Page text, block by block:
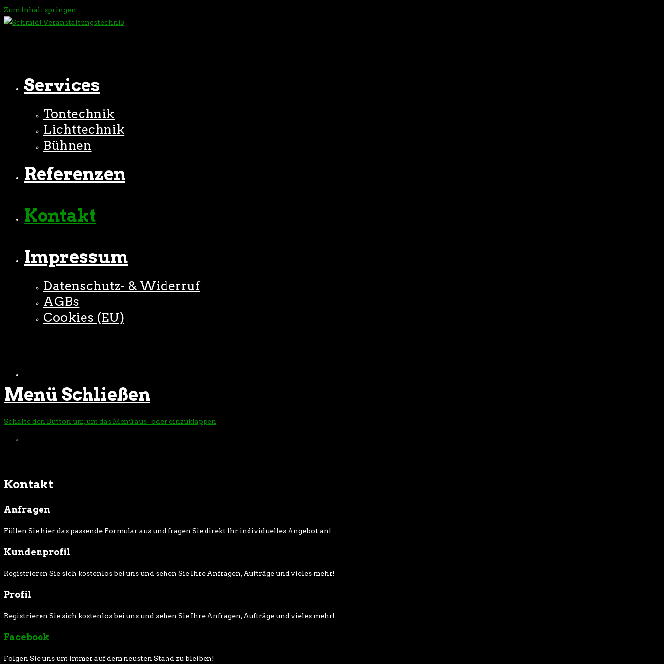
Zum Inhalt springen
Services
Tontechnik
Lichttechnik
Bühnen
Referenzen
Kontakt
Impressum
Datenschutz- & Widerruf
AGBs
Cookies (EU)
Menü Schließen
Schalte den Button um, um das Menü aus- oder einzuklappen
Kontakt
Anfragen
Füllen Sie hier das passende Formular aus und fragen Sie direkt Ihr individuelles Angebot an!
Kundenprofil
Registrieren Sie sich kostenlos bei uns und sehen Sie Ihre Anfragen, Aufträge und vieles mehr!
Profil
Registrieren Sie sich kostenlos bei uns und sehen Sie Ihre Anfragen, Aufträge und vieles mehr!
Facebook
Folgen Sie uns um immer auf dem neusten Stand zu bleiben!